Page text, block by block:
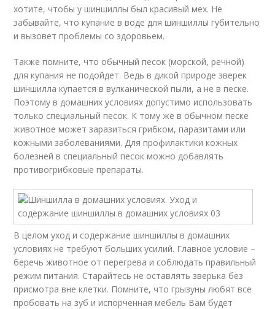
хотите, чтобы у шиншиллы был красивый мех. Не
забывайте, что купание в воде для шиншиллы губительно
и вызовет проблемы со здоровьем.
Также помните, что обычный песок (морской, речной)
для купания не подойдет. Ведь в дикой природе зверек
шиншилла купается в вулканической пыли, а не в песке.
Поэтому в домашних условиях допустимо использовать
только специальный песок. К тому же в обычном песке
животное может заразиться грибком, паразитами или
кожными заболеваниями. Для профилактики кожных
болезней в специальный песок можно добавлять
противогрибковые препараты.
В целом уход и содержание шиншиллы в домашних
условиях не требуют больших усилий. Главное условие –
беречь животное от перегрева и соблюдать правильный
режим питания. Старайтесь не оставлять зверька без
присмотра вне клетки. Помните, что грызуны любят все
пробовать на зуб и испорченная мебель Вам будет